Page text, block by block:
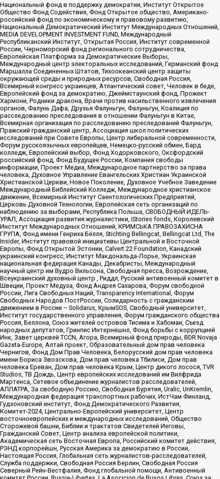
Национальный фонд в поддержку демократии, Институт Открытое
Общество Фонд Содействия, Фонд Открытое общество, Американо-
российский фонд по экономическому и правовому развитию,
Национальный Демократический Институт Международных Отношений,
MEDIA DEVELOPMENT INVESTMENT FUND, Международный
Республиканский Институт, Открытая Россия, Институт современной
России, Черноморский фонд регионального сотрудничества,
Европейская Платформа за Демократические Выборы,
Международный центр электоральных исследований, Германский фонд
Маршалла Соединенных Штатов, Тихоокеанский центр защиты
окружающей среды и природных ресурсов, Свободная Россия,
Всемирный конгресс украинцев, Атлантический совет, Человек в беде,
Европейский фонд за демократию, Джеймстаунский фонд, Прожект
Хармони, Родники дракона, Врачи против насильственного извлечения
органов, Фалунь Дафа, Друзья Фалуньгун, Фалуньгун, Коалиция по
расследованию преследования в отношении Фалуньгун в Китае,
Всемирная организация по расследованию преследований Фалуньгун,
Пражский гражданский центр, Ассоциация школ политических
исследований при Совете Европы, Центр либеральной современности,
Форум русскоязычных европейцев, Немецко-русский обмен, Бард
колледж, Европейский выбор, Фонд Ходорковского, Оксфордский
российский фонд, Фонд Будущее России, Компания свободы
информации, Проект Медиа, Международное партнерство за права
человека, Духовное Управление Евангельских Христиан Украинской
Христианской Церкви, Новое Поколение, Духовное Учебное Заведение
Международный Библейский Колледж, Международное христианское
движение, Всемирный Институт Саентологических Предприятий,
Церковь Духовной Технологии, Европейская сеть организаций по
наблюдению за выборами, Республика Польша, СВОБОДНЫЙ ИДЕЛЬ-
УРАЛ, Ассоциация развития журналистики, IStories fonds, Королевский
Институт Международных Отношений, КРИМСЬКА ПРАВОЗАХИСНА
ГРУПА, Фонд имени Генриха Бёлля, Stichting Bellingcat, Bellingcat Ltd, The
Insider, Институт правовой инициативы Центральной и Восточной
Европы, Фонд Открытой Эстонии, Calvert 22 Foundation, Канадский
украинский конгресс, Институт Макдональда-Лорье, Украинская
национальная федерация Канады, Декабристы, Международный
научный центр им Вудро Вильсона, Свободная пресса, Возрождение,
Всеукраинский духовный центр , Риддл, Русский антивоенный комитет в
Швеции, Проект Медуза, Фонд Андрея Сахарова, Форум свободной
России, Лига Свободных Наций, Transparеncy International, Форум
Свободных Народов ПостРоссии, Солидарность с гражданским
движением в России – Solidarus, КрымSOS, Свободный университет,
Институт государственного управления, Форум гражданского общества
Россия, Беллона, Союз жителей островов Тисима и Хабомаи, Съезд
народных депутатов, Гринпис Интернешнл, Фонд борьбы с коррупцией
Инк, Завет церквей TCCN, Агора, Всемирный фонд природы, BDR Novaja
Gazeta-Europe, Алтай проект, Образовательный дом прав человека
Чернигов, Фонд Дом Прав Человека, Белорусский дом прав человека
имени Бориса Звозскова, Дом прав человека Тбилиси, Дом прав
человека Ереван, Дом прав человека Крым, Центр дикого лосося, TVR
Studios, ТВ Дождь, Центр европейских исследований им Вилфрида
Мартенса, Сетевое объединение журналистов расследователей,
АЛЛАТРА, За свободную Россию, Свободная Бурятия, Uralic, UnKremlin,
Международная федерация транспортных рабочих, ИстЧам Финланд,
Гудзоновский институт, Фонд Демократического Развития,
Комитет-2024, Центрально-Европейский университет, Центр
восточноевропейских и международных исследований, Общество
Сторожевой башни, Библии и трактатов Свидетелей Иеговы,
Гражданский Совет, Центр анализа европейской политики,
Академическая сеть Восточная Европа, Российский комитет действия,
РЭНД корпорейшн, Русская Америка за демократию в России,
Настоящая Россия, Глобальная сеть журналистов-расследователей,
Служба поддержки, Свободная Россия Берлин, Свободная Россия
Северный Рейн-Вестфалия, Фонд глобальной помощи, Антивоенный